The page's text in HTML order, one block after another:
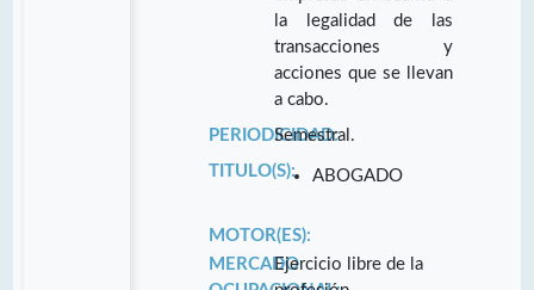
la legalidad de las
transacciones y
acciones que se llevan
a cabo.
PERIODICIDAD:
Semestral.
TITULO(S):
ABOGADO
MOTOR(ES):
MERCADOEjercicio libre de la